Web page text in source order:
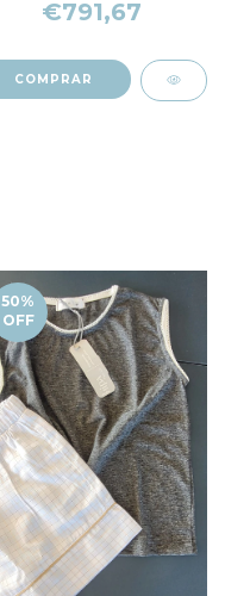
€791,67
COMPRAR
50%
OFF